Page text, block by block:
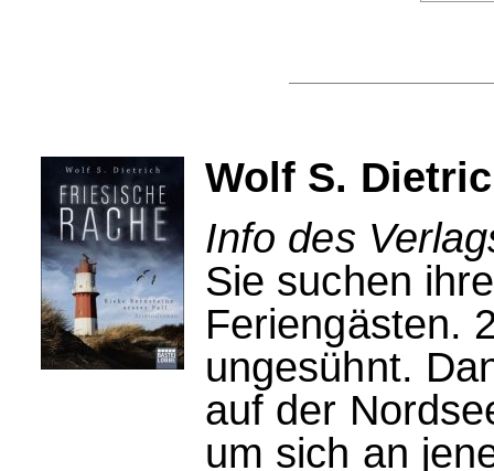
Wolf S.
Info des
Sie suchen
Feriengästen.
ungesühnt.
auf der
um sich an